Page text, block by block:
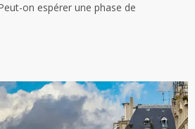
on espérer une phase de